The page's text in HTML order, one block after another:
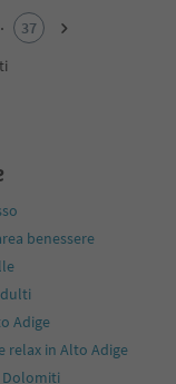
37
benessere
Adige
relax in Alto Adige